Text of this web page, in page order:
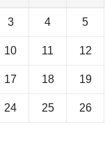
3 4 5
10 11 12
17 18 19
24 25 26